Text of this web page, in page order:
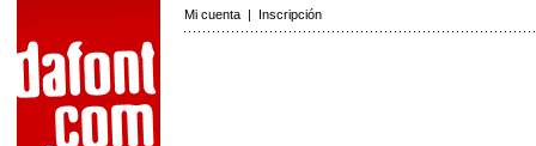
Mi cuenta | Inscripción